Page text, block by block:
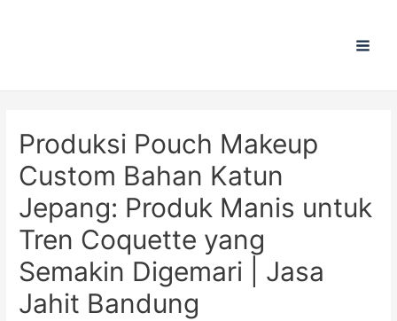
Produksi Pouch Makeup
Custom Bahan Katun
Jepang: Produk Manis untuk
Tren Coquette yang
Semakin Digemari | Jasa
Jahit Bandung